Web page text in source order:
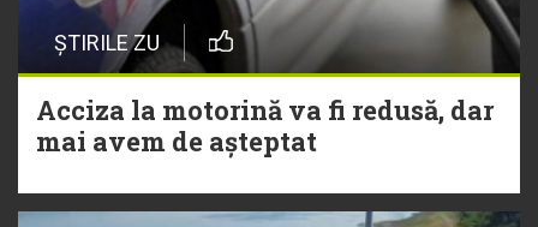
ȘTIRILE ZU
Acciza la motorină va fi redusă, dar
mai avem de așteptat